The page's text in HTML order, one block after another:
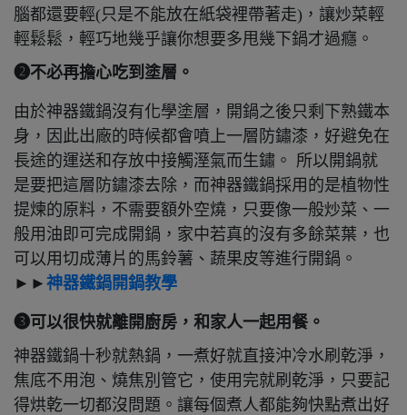
腦都還要輕(只是不能放在紙袋裡帶著走)，讓炒菜輕
輕鬆鬆，輕巧地幾乎讓你想要多甩幾下鍋才過癮。
➋不必再擔心吃到塗層。
由於神器鐵鍋沒有化學塗層，開鍋之後只剩下熟鐵本
身，因此出廠的時候都會噴上一層防鏽漆，好避免在
長途的運送和存放中接觸溼氣而生鏽。 所以開鍋就
是要把這層防鏽漆去除，而神器鐵鍋採用的是植物性
提煉的原料，不需要額外空燒，只要像一般炒菜、一
般用油即可完成開鍋，家中若真的沒有多餘菜葉，也
可以用切成薄片的馬鈴薯、蔬果皮等進行開鍋。
►► 神器鐵鍋開鍋教學
➌可以很快就離開廚房，和家人一起用餐。
神器鐵鍋十秒就熱鍋，一煮好就直接沖冷水刷乾淨，
焦底不用泡、燒焦別管它，使用完就刷乾淨，只要記
得烘乾一切都沒問題。讓每個煮人都能夠快點煮出好